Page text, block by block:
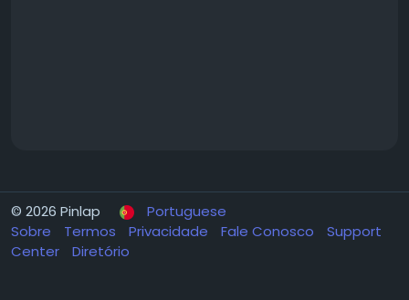
© 2026 Pinlap
Portuguese
Sobre
Termos Privacidade Fale Conosco
Support
Center
Diretório